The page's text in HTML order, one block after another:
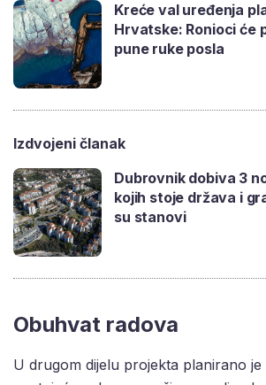
Kreće val uređenja
Hrvatske: Ronioci će
pune ruke posla
Izdvojeni članak
Dubrovnik dobiva 3
kojih stoje država i
su stanovi
Obuhvat radova
U drugom dijelu projekta planirano je